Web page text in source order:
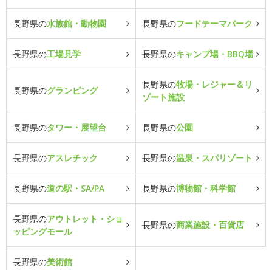
長野県の水族館・動物園 長野県のフードテーマパーク
長野県の工場見学 長野県のキャンプ場・BBQ場
長野県のグランピング
長野県の牧場・レジャー＆リ
ゾート施設
長野県のタワー・展望台 長野県の公園
長野県のアスレチック 長野県の温泉・スパリゾート
長野県の道の駅・SA/PA 長野県の博物館・科学館
長野県のアウトレット・ショ
ッピングモール
長野県の商業施設・百貨店
長野県の美術館